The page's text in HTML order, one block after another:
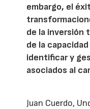
embargo, el
de la inversión
de la
identificar y
asociados al
Juan Cuerdo,